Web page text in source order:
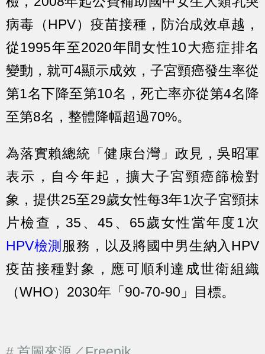
病毒（HPV）疫苗接種，防治成效卓越，
從1995年至2020年間女性10大癌症排名
變動，就可4顯示成效，子宮頸癌發生率從
第1名下降至第10名，死亡率亦從第4名降
至第8名，整體降幅超過70%。
為落實賴總統「健康台灣」政見，吳昭軍
表示，自今年起，擴大子宮頸癌篩檢對
象，提供25至29歲女性每3年1次子宮頸抹
片檢查，35、45、65歲女性當年度1次
HPV檢測 服務，以及將國中男生納入HPV
疫苗接種對象，應可順利達成世衛組織
（WHO）2030年「90-70-90」目標。